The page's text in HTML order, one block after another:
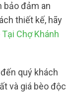
bảo đảm an
thiết kế, hãy
Chợ Khánh
quý khách
và giá bèo độc